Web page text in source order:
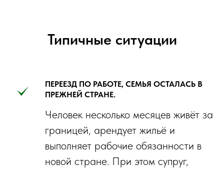
Типичные ситуации
ПЕРЕЕЗД ПО РАБОТЕ, СЕМЬЯ ОСТАЛАСЬ В
ПРЕЖНЕЙ СТРАНЕ.
Человек несколько месяцев живёт за
границей, арендует жильё и
выполняет рабочие обязанности в
новой стране. При этом супруг,